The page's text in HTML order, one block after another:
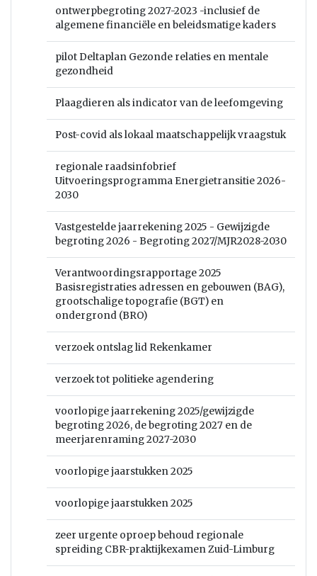
ontwerpbegroting 2027-2023 -inclusief de
algemene financiële en beleidsmatige kaders
pilot Deltaplan Gezonde relaties en mentale
gezondheid
Plaagdieren als indicator van de leefomgeving
Post-covid als lokaal maatschappelijk vraagstuk
regionale raadsinfobrief
Uitvoeringsprogramma Energietransitie 2026-
2030
Vastgestelde jaarrekening 2025 - Gewijzigde
begroting 2026 - Begroting 2027/MJR2028-2030
Verantwoordingsrapportage 2025
Basisregistraties adressen en gebouwen (BAG),
grootschalige topografie (BGT) en
ondergrond (BRO)
verzoek ontslag lid Rekenkamer
verzoek tot politieke agendering
voorlopige jaarrekening 2025/gewijzigde
begroting 2026, de begroting 2027 en de
meerjarenraming 2027-2030
voorlopige jaarstukken 2025
voorlopige jaarstukken 2025
zeer urgente oproep behoud regionale
spreiding CBR-praktijkexamen Zuid-Limburg